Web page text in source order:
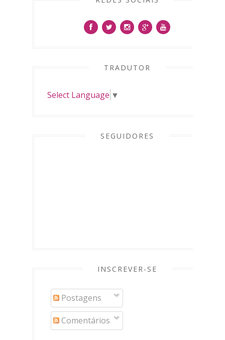
TRADUTOR
Select Language ▼
SEGUIDORES
INSCREVER-SE
Postagens
Comentários